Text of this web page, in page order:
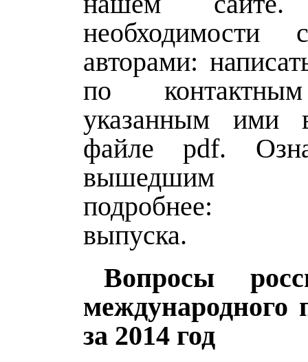
необходимости
авторами:
по
указанным ими
файле pdf.
вышедшим
подробнее:
выпуска.
Вопросы
за 2014 год